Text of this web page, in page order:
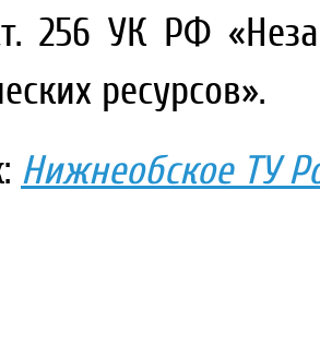
256 УК РФ
ресурсов».
Нижнеобское ТУ